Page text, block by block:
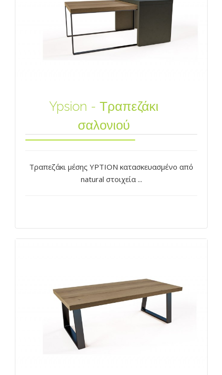
Ypsion - Τραπεζάκι
σαλονιού
Τραπεζάκι μέσης YPTION κατασκευασμένο από
natural στοιχεία ...